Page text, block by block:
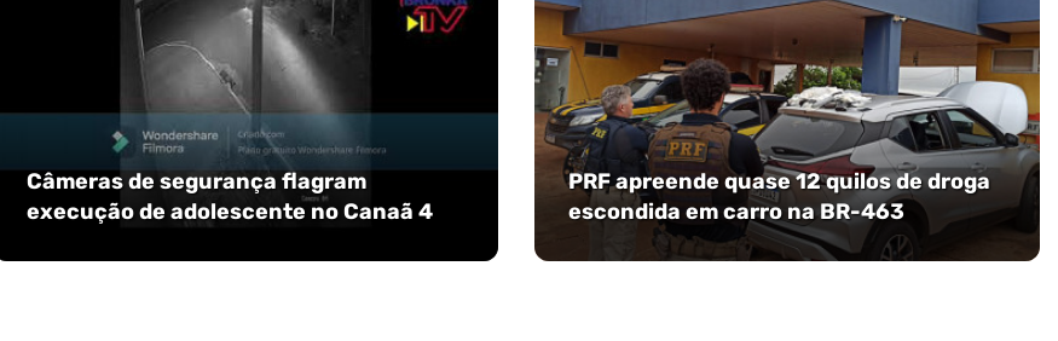
Câmeras de segurança flagram
execução de adolescente no Canaã 4
PRF apreende quase 12 quilos de droga
escondida em carro na BR-463